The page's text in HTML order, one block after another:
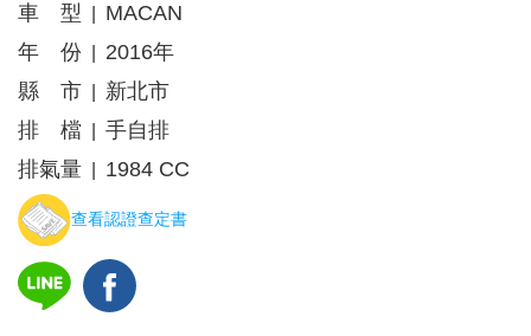
車 型
MACAN
年 份
2016年
縣 市
新北市
排 檔
手自排
排氣量
1984 CC
查看認證查定書